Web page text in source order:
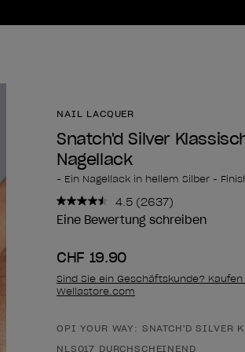
NAIL LACQUER
Snatch'd Silver
Nagellack
- Ein Nagellack in hellem Silber -
4.5 2637
Bewertungen
lesen..
Seite.
(2637)
Eine Bewertung schreiben
CHF 19.90
Sind Sie ein Geschäftskunde? Kaufen
Wellastore.com
Form des Produkts
OPI YOUR WAY: SNATCH'D SILVER
NLS017 DURCHSCHEINEND